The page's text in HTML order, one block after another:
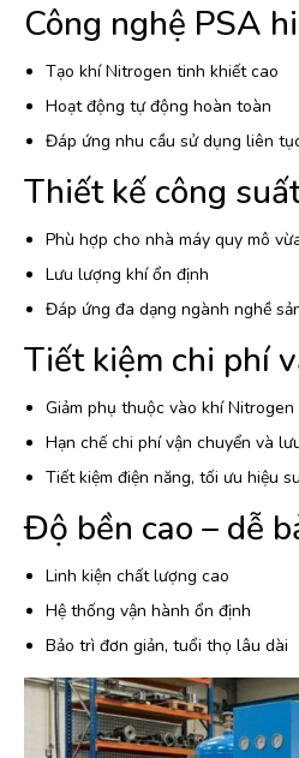
Công nghệ PSA
Tạo khí Nitrogen tinh khiết cao
Hoạt động tự động hoàn toàn
Đáp ứng nhu cầu sử dụng liên
Thiết kế công
Phù hợp cho nhà máy quy mô
Lưu lượng khí ổn định
Đáp ứng đa dạng ngành nghề
Tiết kiệm chi phí
Giảm phụ thuộc vào khí Nitrogen
Hạn chế chi phí vận chuyển và
Tiết kiệm điện năng, tối ưu hiệu
Độ bền cao – dễ
Linh kiện chất lượng cao
Hệ thống vận hành ổn định
Bảo trì đơn giản, tuổi thọ lâu dài